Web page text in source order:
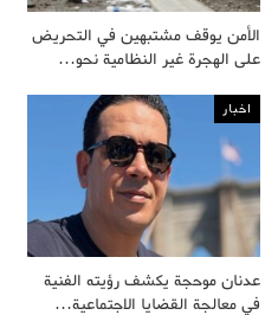
الأمن يوقف مشتبهين في التحريض
على الهجرة غير النظامية نحو…
اخبار
عدنان موحجة يكشف رؤيته الفنية
في معالجة القضايا الاجتماعية…